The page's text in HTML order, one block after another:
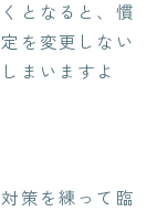
となると、慣
を変更しない
まいますよ
策を練って臨